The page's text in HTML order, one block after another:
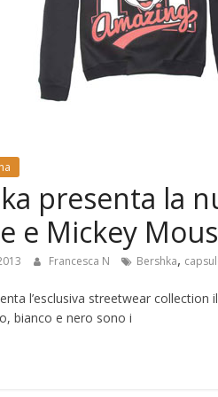
presenta la
e Mickey
Francesca N Bershka,
l’esclusiva streetwear
bianco e nero sono i